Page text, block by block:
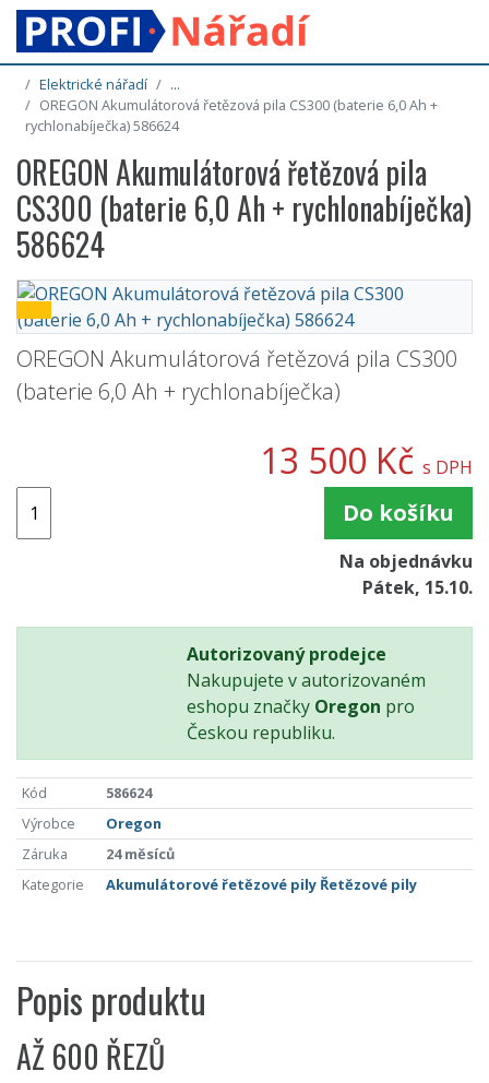
Elektrické nářadí
...
OREGON Akumulátorová řetězová pila CS300 (baterie 6,0 Ah +
rychlonabíječka) 586624
OREGON Akumulátorová řetězová pila
CS300 (baterie 6,0 Ah + rychlonabíječka)
586624
OREGON Akumulátorová řetězová pila CS300
(baterie 6,0 Ah + rychlonabíječka)
13 500 Kč s DPH
Do košíku
Na objednávku
Pátek, 15.10.
Autorizovaný prodejce
Nakupujete v autorizovaném
eshopu značky Oregon pro
Českou republiku.
Kód
586624
Výrobce
Oregon
Záruka
24 měsíců
Kategorie
Akumulátorové řetězové pily Řetězové pily
Popis produktu
AŽ 600 ŘEZŮ